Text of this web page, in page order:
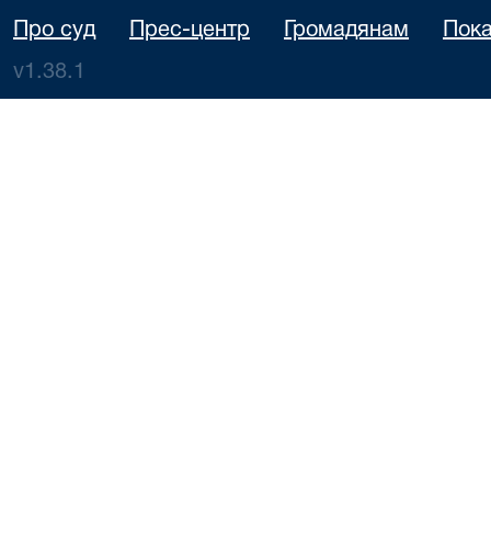
Про суд Прес-центр Громадянам
v1.38.1